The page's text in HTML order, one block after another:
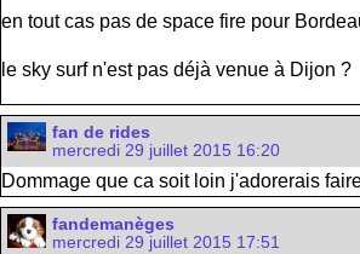
en tout cas pas de space fire pour
le sky surf n'est pas déjà venue à Dijon ?
fan de rides
mercredi 29 juillet 2015 16:20
Dommage que ca soit loin j'adorerais
fandemanèges
mercredi 29 juillet 2015 17:51